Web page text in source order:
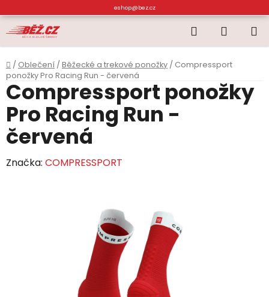
na
obsah
eshop@bez.cz
Hledat
KOŠÍK
Domů
/ Oblečení / Běžecké a trekové ponožky / Compressport
ponožky Pro Racing Run - červená
Compressport ponožky
Pro Racing Run -
červená
Značka: COMPRESSPORT